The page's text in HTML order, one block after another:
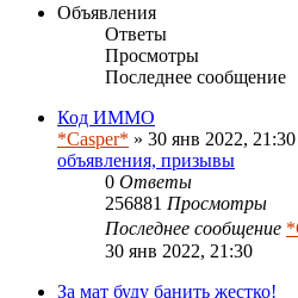
Объявления
Ответы
Просмотры
Последнее сообщение
Код ИММО
*Casper* » 30 янв 2022,
объявления, призывы
0 Ответы
256881 Просмотры
Последнее сообщение
30 янв 2022, 21:30
За мат буду банить жестко!